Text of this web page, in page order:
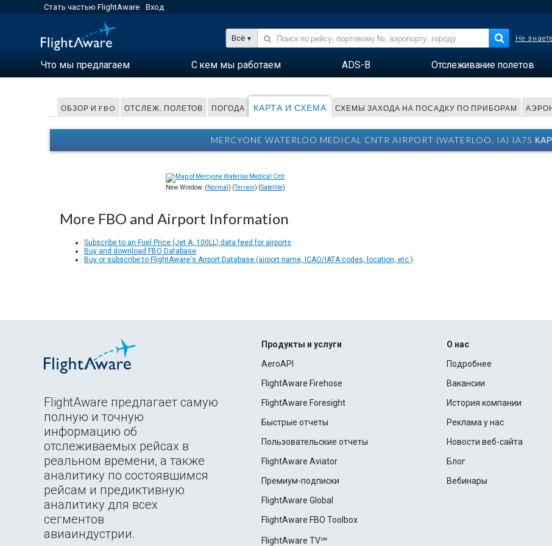
Стать частью FlightAware Вход
Всё Не
Что мы предлагаем С кем мы работаем ADS-B Отслеживание полетов
ОБЗОР И FBO ОТСЛЕЖ. ПОЛЕТОВ ПОГОДА КАРТА И СХЕМА СХЕМЫ ЗАХОДА НА ПОСАДКУ ПО ПРИБОРАМ
MERCYONE WATERLOO MEDICAL CNTR AIRPORT (WATERLOO, IA) IA75
New Window: ( Normal ) (Terrain) (Satellite)
More FBO and Airport Information
Subscribe to an Fuel Price (Jet A, 100LL) data feed for airports
Buy and download FBO Database
Buy or subscribe to FlightAware's Airport Database (airport name, ICAO/IATA codes, location, etc.)
FlightAware предлагает самую
полную и точную
информацию об
отслеживаемых рейсах в
реальном времени, а также
аналитику по состоявшимся
рейсам и предиктивную
аналитику для всех
сегментов
авиаиндустрии.
Продукты и услуги
AeroAPI
FlightAware Firehose
FlightAware Foresight
Быстрые отчеты
Пользовательские отчеты
FlightAware Aviator
Премиум-подписки
FlightAware Global
FlightAware FBO Toolbox
FlightAware TV℠
О нас
Подробнее
Вакансии
История компании
Реклама у нас
Новости веб-сайта
Блог
Вебинары